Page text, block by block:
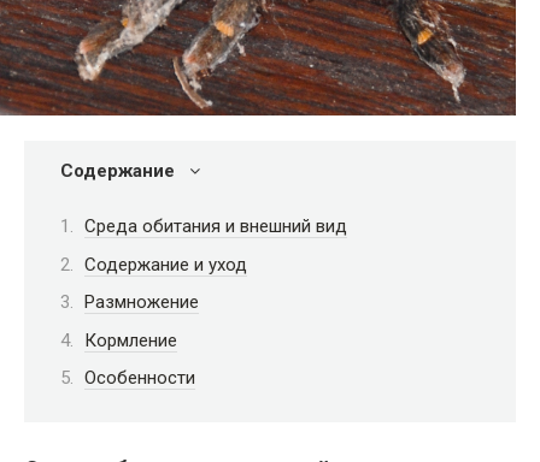
Содержание
Среда обитания и внешний вид
Содержание и уход
Размножение
Кормление
Особенности